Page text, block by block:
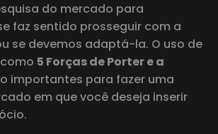
do mercado para
faz sentido prosseguir com a
se devemos adaptá-la. O uso de
5 Forças de Porter e a
importantes para fazer uma
em que você deseja inserir